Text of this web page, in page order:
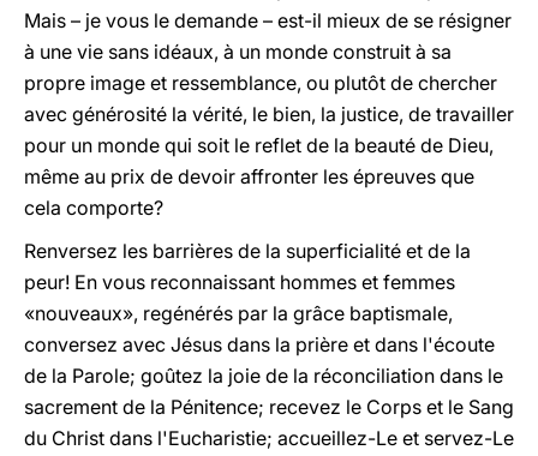
Mais – je vous le demande – est-il mieux de se résigner
à une vie sans idéaux, à un monde construit à sa
propre image et ressemblance, ou plutôt de chercher
avec générosité la vérité, le bien, la justice, de travailler
pour un monde qui soit le reflet de la beauté de Dieu,
même au prix de devoir affronter les épreuves que
cela comporte?
Renversez les barrières de la superficialité et de la
peur! En vous reconnaissant hommes et femmes
«nouveaux», regénérés par la grâce baptismale,
conversez avec Jésus dans la prière et dans l'écoute
de la Parole; goûtez la joie de la réconciliation dans le
sacrement de la Pénitence; recevez le Corps et le Sang
du Christ dans l'Eucharistie; accueillez-Le et servez-Le